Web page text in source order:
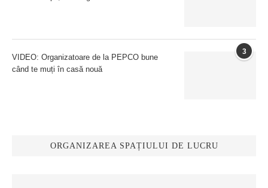
3
VIDEO: Organizatoare de la PEPCO bune
când te muți în casă nouă
ORGANIZAREA SPAȚIULUI DE LUCRU